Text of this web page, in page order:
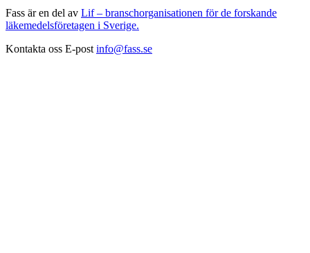
Fass är en del av Lif – branschorganisationen för de forskande
läkemedelsföretagen i Sverige.
Kontakta oss E-post info@fass.se